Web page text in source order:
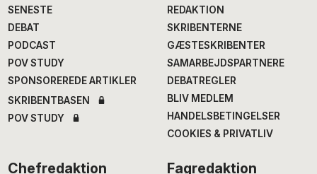
SENESTE
DEBAT
PODCAST
POV STUDY
SPONSOREREDE ARTIKLER
SKRIBENTBASEN
POV STUDY
REDAKTION
SKRIBENTERNE
GÆSTESKRIBENTER
SAMARBEJDSPARTNERE
DEBATREGLER
BLIV MEDLEM
HANDELSBETINGELSER
COOKIES & PRIVATLIV
Chefredaktion Fagredaktion